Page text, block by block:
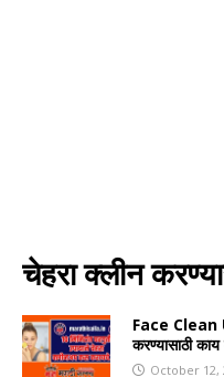
चेहरा क्लीन
Face Clean
करण्यासाठी
October 12,